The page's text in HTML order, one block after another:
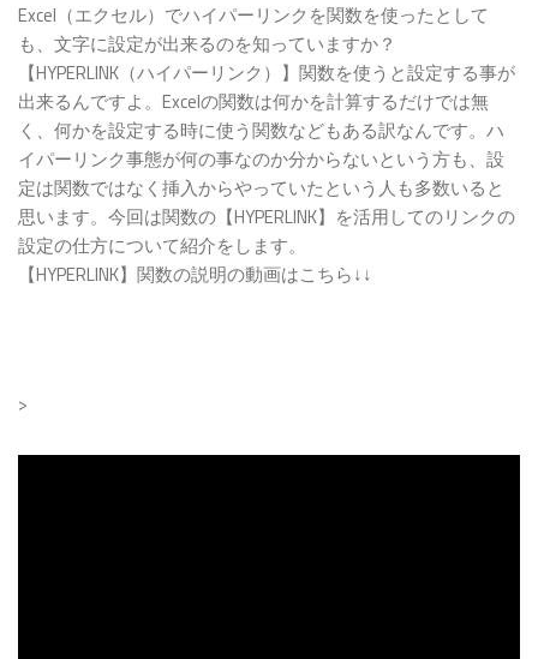
Excel（エクセル）でハイパーリンクを関数を使ったとして
も、文字に設定が出来るのを知っていますか？
【HYPERLINK（ハイパーリンク）】関数を使うと設定する事が
出来るんですよ。Excelの関数は何かを計算するだけでは無
く、何かを設定する時に使う関数などもある訳なんです。ハ
イパーリンク事態が何の事なのか分からないという方も、設
定は関数ではなく挿入からやっていたという人も多数いると
思います。今回は関数の【HYPERLINK】を活用してのリンクの
設定の仕方について紹介をします。
【HYPERLINK】関数の説明の動画はこちら↓↓
>